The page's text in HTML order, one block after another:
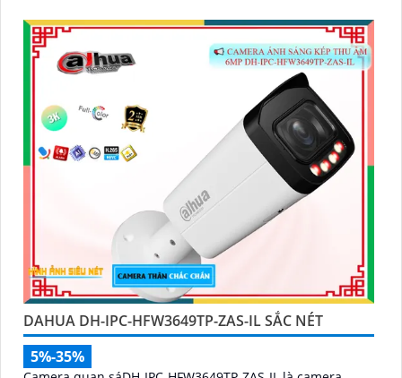
DAHUA DH-IPC-HFW3649TP-ZAS-IL SẮC NÉT
5%-35%